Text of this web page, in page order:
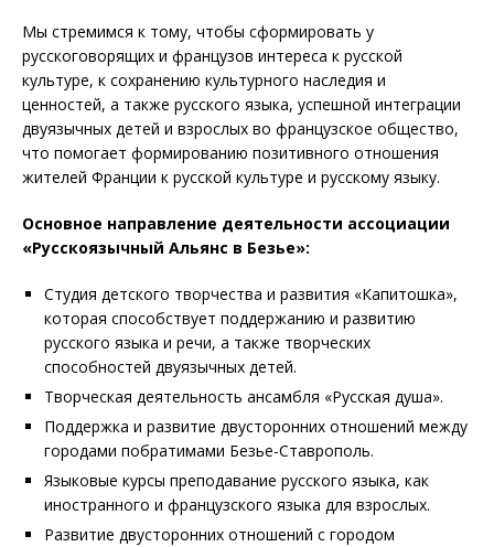
Мы стремимся к тому, чтобы сформировать у
русскоговорящих и французов интереса к русской
культуре, к сохранению культурного наследия и
ценностей, а также русского языка, успешной интеграции
двуязычных детей и взрослых во французское общество,
что помогает формированию позитивного отношения
жителей Франции к русской культуре и русскому языку.
Основное направление деятельности ассоциации
«Русскоязычный Альянс в Безье»:
Студия детского творчества и развития «Капитошка»,
которая способствует поддержанию и развитию
русского языка и речи, а также творческих
способностей двуязычных детей.
Творческая деятельность ансамбля «Русская душа».
Поддержка и развитие двусторонних отношений между
городами побратимами Безье-Ставрополь.
Языковые курсы преподавание русского языка, как
иностранного и французского языка для взрослых.
Развитие двусторонних отношений с городом